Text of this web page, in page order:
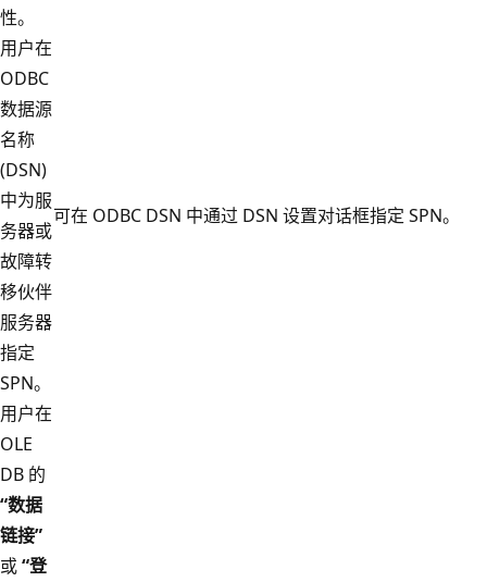
性。
用户在
ODBC
数据源
名称
(DSN)
中为服
务器或
故障转
移伙伴
服务器
指定
SPN。
可在 ODBC DSN 中通过 DSN 设置对话框指定 SPN。
用户在
OLE
DB 的
“数据
链接”
或“登